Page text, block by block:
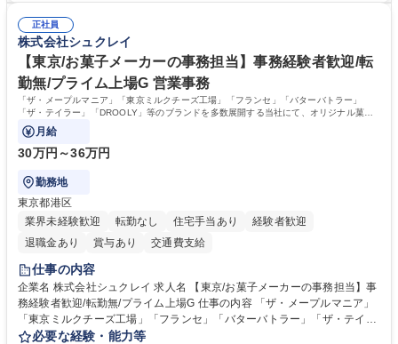
インテリア事務（部署内アシスタント）】■安定企業で働く
ームとの協力や新しいアイデアを活かす場もあり、やりがいを感じながら
働けます。 【歓迎】 ■インテリアの業界のご経験が有る方■PCの作業に慣
れている方 学歴・資格 学歴：大学院 大学 高専 短大 専修学校 語学力： 資
格：
正社員
株式会社シュクレイ
【東京/お菓子メーカーの事務担当】事務経験者歓迎/転
勤無/プライム上場G 営業事務
「ザ・メープルマニア」「東京ミルクチーズ工場」「フランセ」「バターバトラー」
「ザ・テイラー」「DROOLY」等のブランドを多数展開する当社にて、オリジナル菓子
ブランド商品の事務業務をお任せいたします。
月給
30万円～36万円
勤務地
東京都港区
業界未経験歓迎
転勤なし 住宅手当あり
経験者歓迎
退職金あり
賞与あり 交通費支給
仕事の内容
企業名 株式会社シュクレイ 求人名 【東京/お菓子メーカーの事務担当】事
務経験者歓迎/転勤無/プライム上場G 仕事の内容 「ザ・メープルマニア」
「東京ミルクチーズ工場」「フランセ」「バターバトラー」「ザ・テイラ
ー」「DROOLY」等のブランドを多数展開する当社にて、オリジナル菓子
必要な経験・能力等